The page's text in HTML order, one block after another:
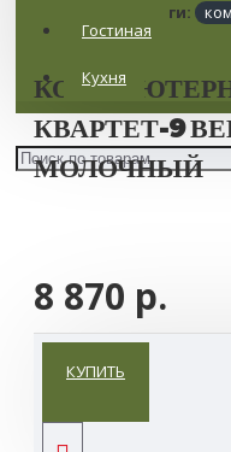
Гостиная
Кухня
Теги:
КВАРТЕТ-9
МОЛОЧНЫЙ
8 870 р.
КУПИТЬ